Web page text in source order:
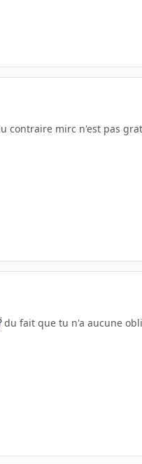
contraire mirc n'est pas
du fait que tu n'a aucune